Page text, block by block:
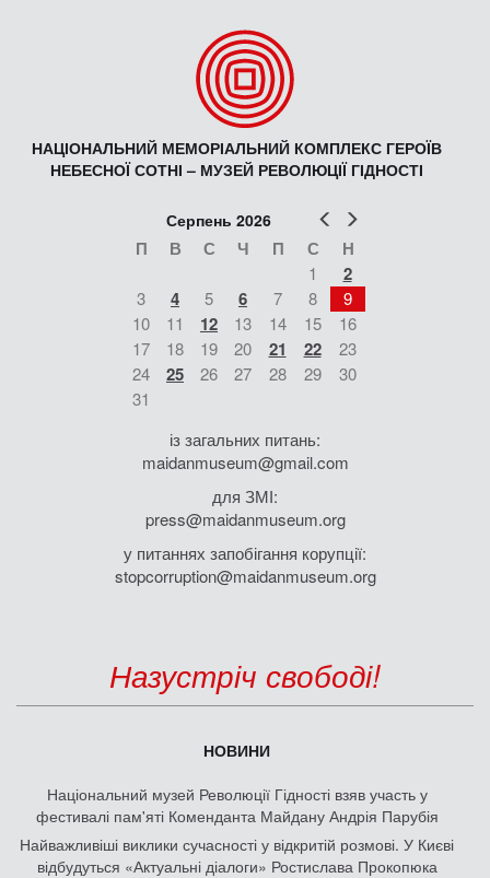
НАЦІОНАЛЬНИЙ МЕМОРІАЛЬНИЙ КОМПЛЕКС ГЕРОЇВ
НЕБЕСНОЇ СОТНІ – МУЗЕЙ РЕВОЛЮЦІЇ ГІДНОСТІ
Попер
Серпень 2026
П В С Ч П С Н
1 2
3 4 5 6 7 8
9
10
11 12 13 14 15
16
17
18 19 20 21 22
23
24
25 26 27 28 29
30
31
із загальних питань:
maidanmuseum@gmail.com
для ЗМІ:
press@maidanmuseum.org
у питаннях запобігання корупції:
stopcorruption@maidanmuseum.org
Назустріч свободі!
НОВИНИ
Національний музей Революції Гідності взяв участь у
фестивалі пам'яті Коменданта Майдану Андрія Парубія
Найважливіші виклики сучасності у відкритій розмові. У Києві
відбудуться «Актуальні діалоги» Ростислава Прокопюка